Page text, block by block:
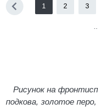
1 2 3
Рисунок на
подкова, золотое